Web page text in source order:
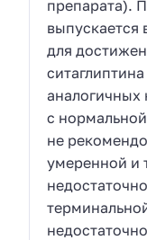
препарата).
выпускается
для
аналогичных
с
не
умеренной и